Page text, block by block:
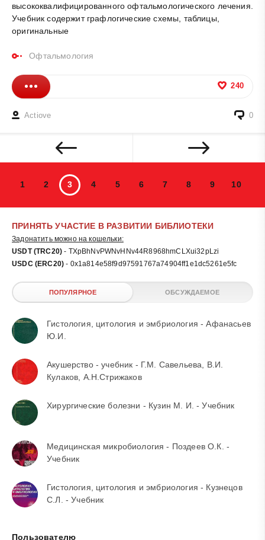
высококвалифицированного офтальмологического лечения.
Учебник содержит графлогические схемы, таблицы,
оригинальные
Офтальмология
240
Actiove 0
1 2 3 4 5 6 7 8 9 10
ПРИНЯТЬ УЧАСТИЕ В РАЗВИТИИ БИБЛИОТЕКИ
Задонатить можно на кошельки:
USDT (TRC20) - TXpBhNvPWNvHNv44R8968hmCLXui32pLzi
USDC (ERC20) - 0x1a814e58f9d97591767a74904ff1e1dc5261e5fc
ПОПУЛЯРНОЕ ОБСУЖДАЕМОЕ
Гистология, цитология и эмбриология - Афанасьев
Ю.И.
Акушерство - учебник - Г.М. Савельева, В.И.
Кулаков, А.Н.Стрижаков
Хирургические болезни - Кузин М. И. - Учебник
Медицинская микробиология - Поздеев О.К. -
Учебник
Гистология, цитология и эмбриология - Кузнецов
С.Л. - Учебник
Пользователю